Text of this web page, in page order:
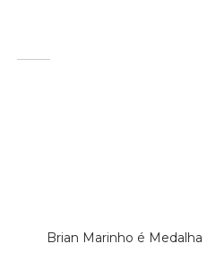
Brian Marinho é